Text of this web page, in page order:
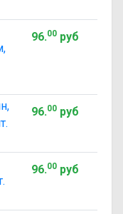
96.00руб
96.00руб
96.00руб